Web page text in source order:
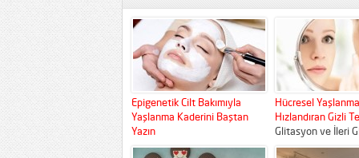
Epigenetik Cilt Bakımıyla
Yaşlanma Kaderini Baştan
Yazın
Geleneksel cilt bakımı anlayışı
Hücresel
Hızlandıran Gizli
Glitasyon ve İleri
Sonu Ürünleri